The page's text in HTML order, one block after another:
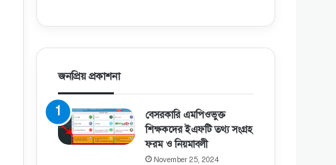
জনপ্রিয় প্রকাশনা
বেসরকারি এমপিওভুক্ত
শিক্ষকদের ইএফটি তথ্য সংগ্রহ
ফরম ও নিয়মাবলী
November 25, 2024